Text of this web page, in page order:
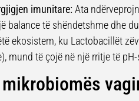
imunitare: Ata
balance të shëndetshme dhe
ekosistem, ku Lactobacillët
mund të çojë në një rritje të